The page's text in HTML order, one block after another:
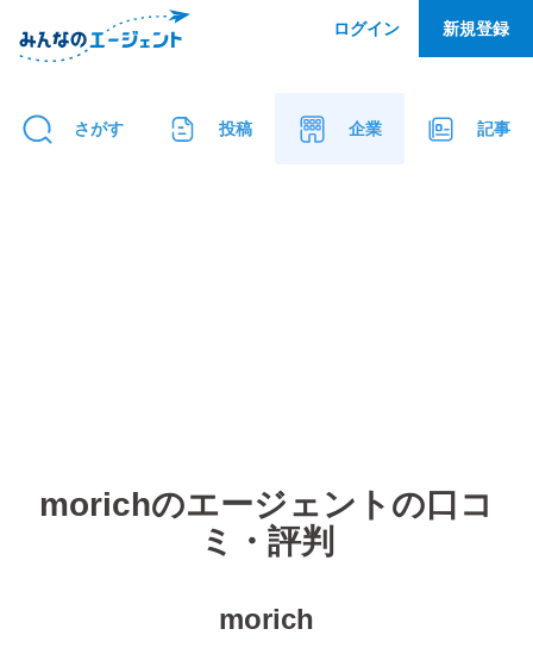
さがす 投稿 企業 記事
ログイン 新規登録
morichのエージェントの口コ
ミ・評判
morich